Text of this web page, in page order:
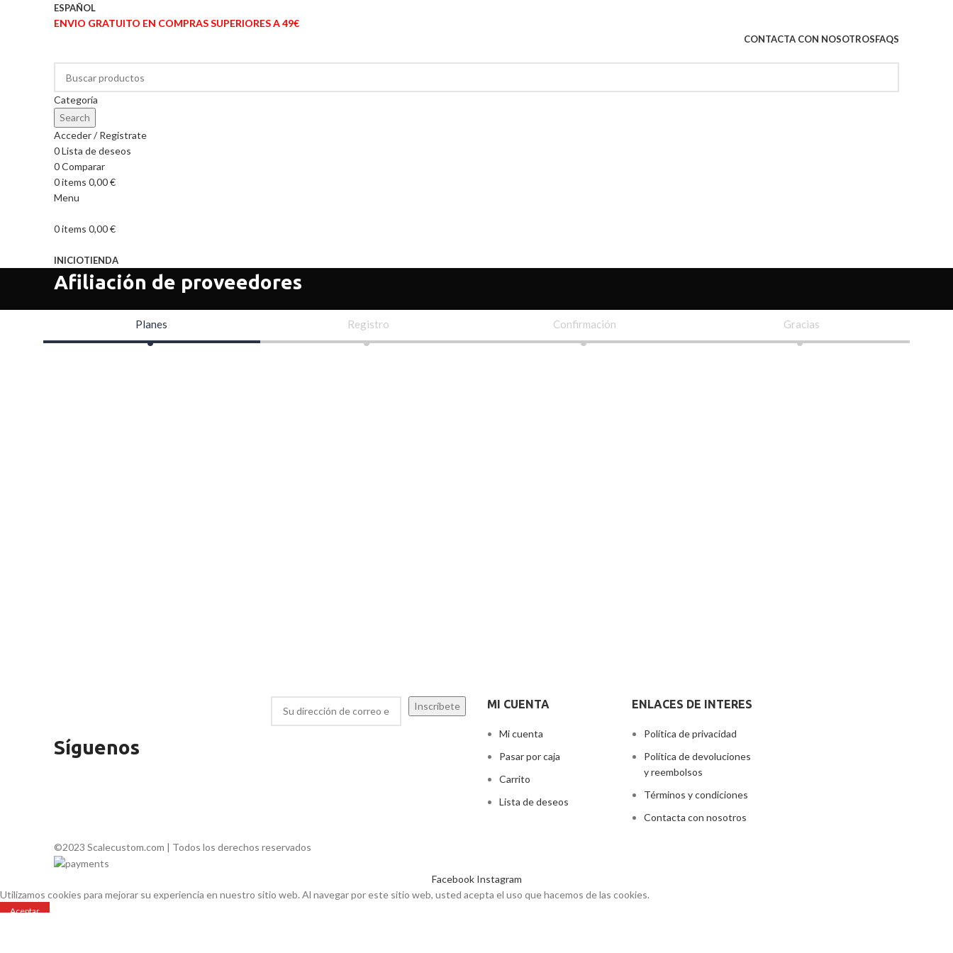
ESPAÑOL
ENVIO GRATUITO EN COMPRAS SUPERIORES A 49€
CONTACTA CON NOSOTROSFAQS
Categoría
Search
Acceder / Registrate
0Lista de deseos
0Comparar
0items 0,00€
Menu
0items 0,00€
INICIOTIENDA
Afiliación de proveedores
Planes Registro Confirmación Gracias
Síguenos
MI CUENTA
Mi cuenta
Pasar por caja
Carrito
Lista de deseos
ENLACES DE INTERES
Política de privacidad
Política de devoluciones
y reembolsos
Términos y condiciones
Contacta con nosotros
©2023 Scalecustom.com | Todos los derechos reservados
Facebook Instagram
Utilizamos cookies para mejorar su experiencia en nuestro sitio web. Al navegar por este sitio web, usted acepta el uso que hacemos de las cookies.
Aceptar